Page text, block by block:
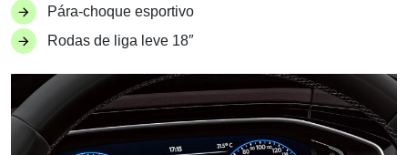
Pára-choque esportivo
Rodas de liga leve 18″